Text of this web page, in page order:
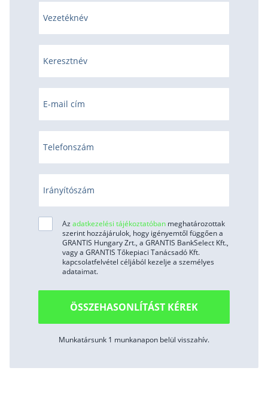
Vezetéknév
Keresztnév
E-mail cím
Telefonszám
Irányítószám
Az adatkezelési tájékoztatóban meghatározottak
szerint hozzájárulok, hogy igényemtől függően a
GRANTIS Hungary Zrt., a GRANTIS BankSelect Kft.,
vagy a GRANTIS Tőkepiaci Tanácsadó Kft.
kapcsolatfelvétel céljából kezelje a személyes
adataimat.
ÖSSZEHASONLÍTÁST KÉREK
Munkatársunk 1 munkanapon belül visszahív.